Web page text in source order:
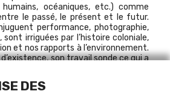
humains, océaniques, etc.) comme
le passé, le présent et le futur.
performance, photographie,
irriguées par l’histoire coloniale,
et nos rapports à l’environnement.
son travail sonde ce qui a
DES